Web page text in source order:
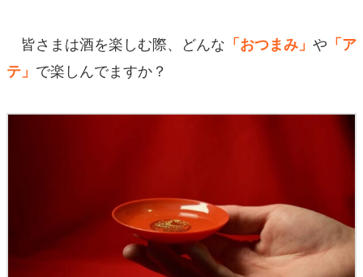
その他
皆さまは酒を楽しむ際、どんな 「おつまみ」 や 「ア
テ」 で楽しんでますか？